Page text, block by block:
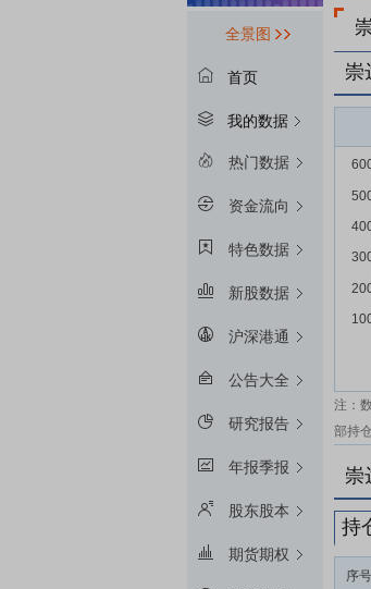
全景图
首页
我的数据
热门数据
资金流向
特色数据
新股数据
沪深港通
公告大全
研究报告
年报季报
股东股本
期货期权
崇
注：
部持
崇
持
序号